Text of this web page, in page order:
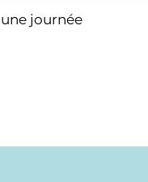
une journée